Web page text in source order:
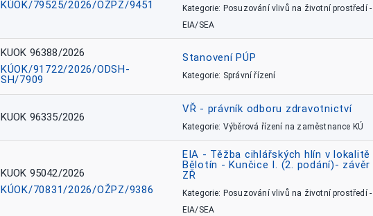
KÚOK/79525/2026/OŽPZ/9451
Kategorie: Posuzování vlivů na životní prostředí -
EIA/SEA
KUOK 96388/2026
KÚOK/91722/2026/ODSH-
SH/7909
Stanovení PÚP
Kategorie: Správní řízení
KUOK 96335/2026
VŘ - právník odboru zdravotnictví
Kategorie: Výběrová řízení na zaměstnance KÚ
KUOK 95042/2026
KÚOK/70831/2026/OŽPZ/9386
EIA - Těžba cihlářských hlín v lokalitě
Bělotín - Kunčice I. (2. podání)- závěr
ZŘ
Kategorie: Posuzování vlivů na životní prostředí -
EIA/SEA